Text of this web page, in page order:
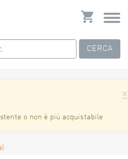
CERCA
×
o non è più acquistabile